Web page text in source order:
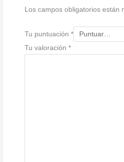
Los campos obligatorios
Tu puntuación*
Tu valoración*